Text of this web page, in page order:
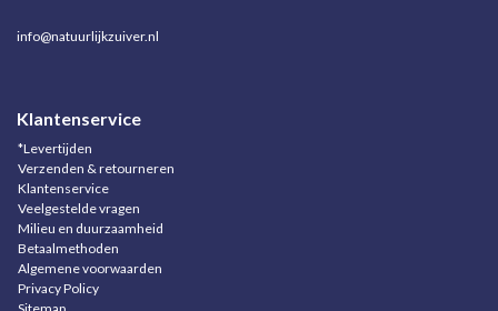
info@natuurlijkzuiver.nl
Klantenservice
*Levertijden
Verzenden & retourneren
Klantenservice
Veelgestelde vragen
Milieu en duurzaamheid
Betaalmethoden
Algemene voorwaarden
Privacy Policy